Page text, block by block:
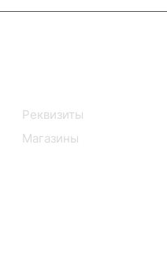
Реквизиты
Магазины